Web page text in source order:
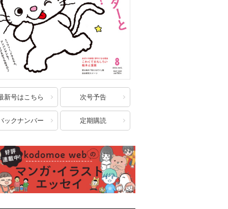
新号はこちら 次号予告
ックナンバー 定期購読